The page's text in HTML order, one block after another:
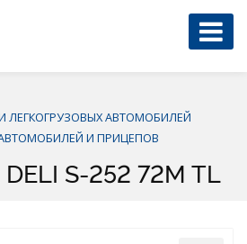
ЛЕГКОГРУЗОВЫХ АВТОМОБИЛЕЙ
И ПРИЦЕПОВ
S-252 72M TL